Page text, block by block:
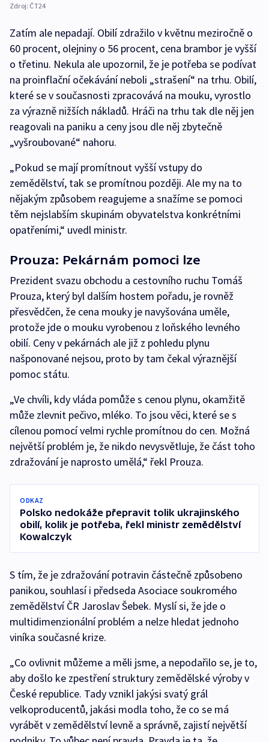
Zdroj: ČT24
Zatím ale nepadají. Obilí zdražilo v květnu meziročně o
60 procent, olejniny o 56 procent, cena brambor je vyšší
o třetinu. Nekula ale upozornil, že je potřeba se podívat
na proinflační očekávání neboli „strašení“ na trhu. Obilí,
které se v současnosti zpracovává na mouku, vyrostlo
za výrazně nižších nákladů. Hráči na trhu tak dle něj jen
reagovali na paniku a ceny jsou dle něj zbytečně
„vyšroubované“ nahoru.
„Pokud se mají promítnout vyšší vstupy do
zemědělství, tak se promítnou později. Ale my na to
nějakým způsobem reagujeme a snažíme se pomoci
těm nejslabším skupinám obyvatelstva konkrétními
opatřeními,“ uvedl ministr.
Prouza: Pekárnám pomoci lze
Prezident svazu obchodu a cestovního ruchu Tomáš
Prouza, který byl dalším hostem pořadu, je rovněž
přesvědčen, že cena mouky je navyšována uměle,
protože jde o mouku vyrobenou z loňského levného
obilí. Ceny v pekárnách ale již z pohledu plynu
našponované nejsou, proto by tam čekal výraznější
pomoc státu.
„Ve chvíli, kdy vláda pomůže s cenou plynu, okamžitě
může zlevnit pečivo, mléko. To jsou věci, které se s
cílenou pomocí velmi rychle promítnou do cen. Možná
největší problém je, že nikdo nevysvětluje, že část toho
zdražování je naprosto umělá,“ řekl Prouza.
ODKAZ
Polsko nedokáže přepravit tolik ukrajinského
obilí, kolik je potřeba, řekl ministr zemědělství
Kowalczyk
S tím, že je zdražování potravin částečně způsobeno
panikou, souhlasí i předseda Asociace soukromého
zemědělství ČR Jaroslav Šebek. Myslí si, že jde o
multidimenzionální problém a nelze hledat jednoho
viníka současné krize.
„Co ovlivnit můžeme a měli jsme, a nepodařilo se, je to,
aby došlo ke zpestření struktury zemědělské výroby v
České republice. Tady vznikl jakýsi svatý grál
velkoproducentů, jakási modla toho, že co se má
vyrábět v zemědělství levně a správně, zajistí největší